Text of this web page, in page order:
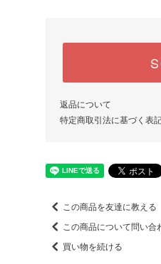
返品について
特定商取引法に基づく表
この商品を友達に教える
この商品について問い合
買い物を続ける